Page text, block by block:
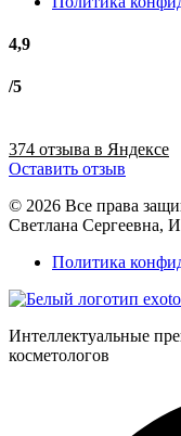
4,9
/5
374 отзыва в Яндексе
Оставить отзыв
© 2026 Все права
Светлана Сергеевна,
Политика
Интеллектуальные
косметологов